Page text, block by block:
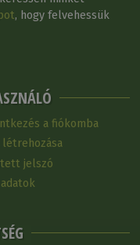
, hogy felvehessük
a fiókomba
létrehozása
jelszó